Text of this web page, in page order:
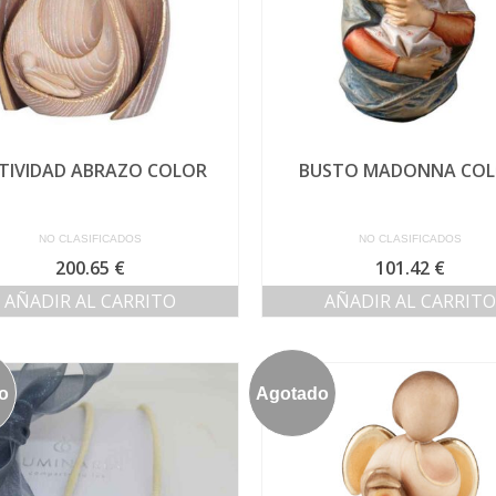
ABRAZO COLOR
NO CLASIFICADOS
200.65 €
AÑADIR AL CARRITO
BUSTO MADONNA
NO CLASIFICADOS
101.42 €
AÑADIR AL CARRITO
Agotado